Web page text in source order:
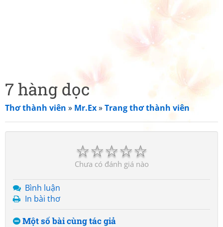
7 hàng dọc
Thơ thành viên » Mr.Ex»Trang thơ thành viên
☆
☆
☆
☆
☆
Chưa có đánh giá nào
Bình luận
In bài thơ
Một số bài cùng tác giả